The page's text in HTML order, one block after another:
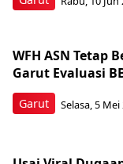
Garut
WFH ASN Tetap
Garut Evaluasi
Selasa, 5 Mei